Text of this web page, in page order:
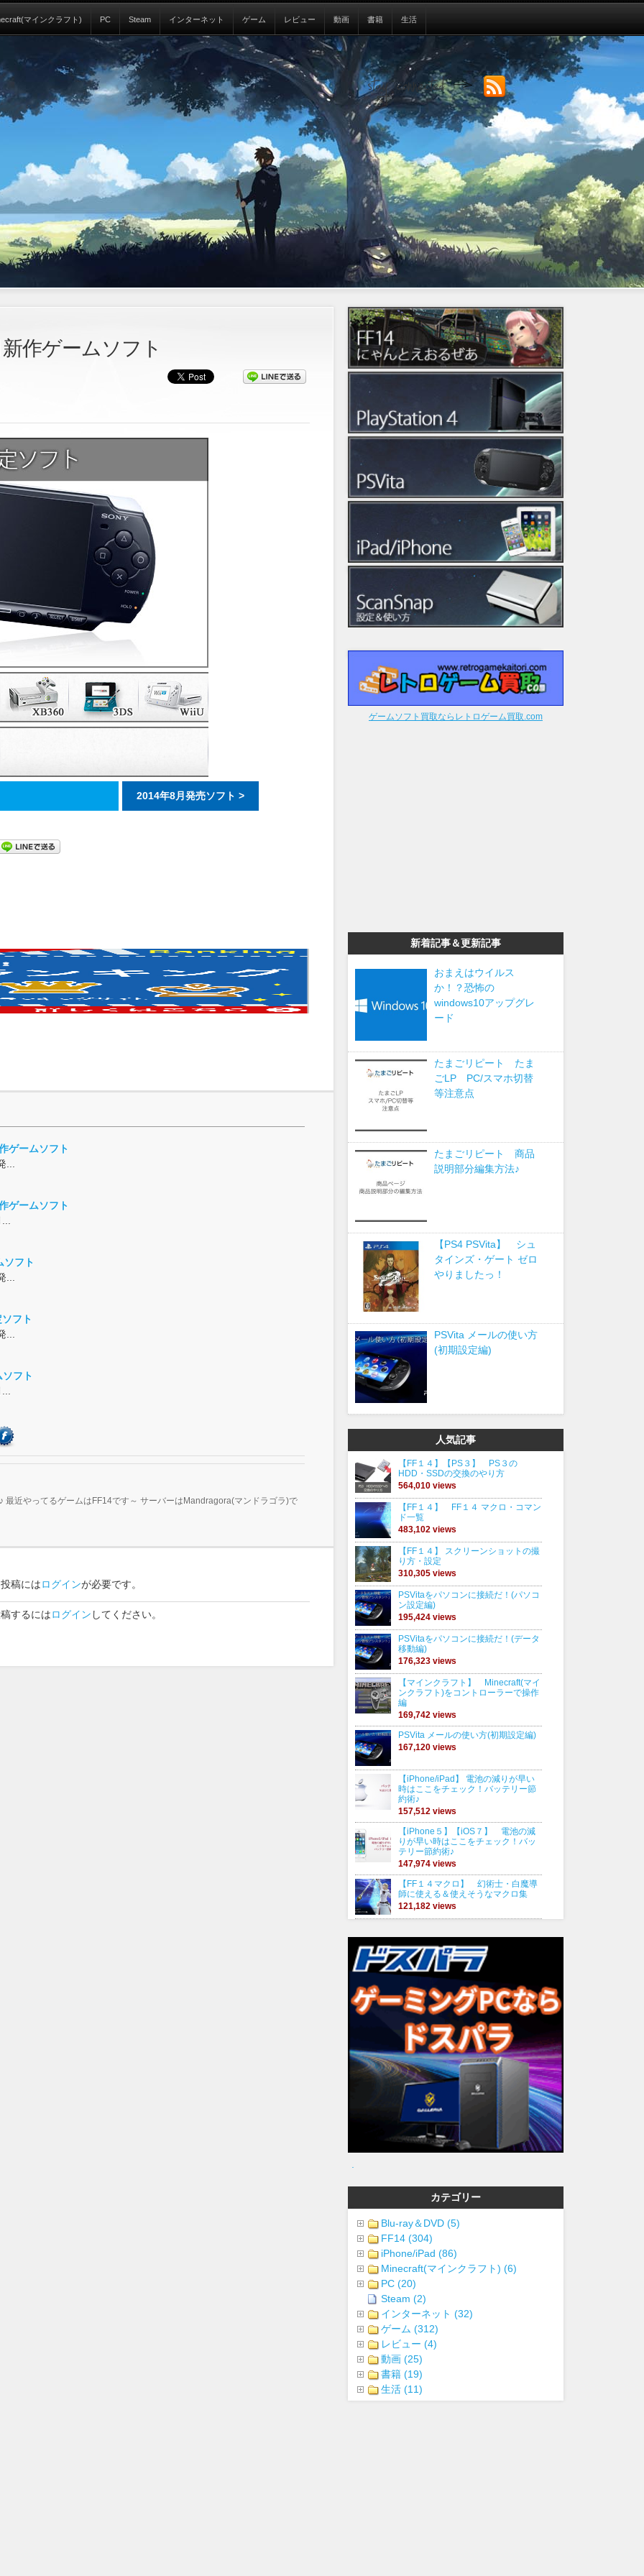
マインクラフト) PC Steam インターネット ゲーム レビュー 動画 書籍 生活
新作ゲームソフト
2014年8月発売ソフト >
ゲームソフト
ゲームソフト
ソフト
フト
ソフト
最近やってるゲームはFF14です～ サーバーはMandragora(マンドラゴラ)で
稿にはログインが必要です。
するにはログイン してください。
ゲームソフト買取ならレトロゲーム買取.com
新着記事＆更新記事
おまえはウイルス
か！？恐怖の
windows10アップグレ
ード
たまごリピート たま
ごLP PC/スマホ切替
等注意点
たまごリピート 商品
説明部分編集方法♪
【PS4 PSVita】 シュ
タインズ・ゲート ゼロ
やりましたっ！
PSVita メールの使い方
(初期設定編)
人気記事
【FF１４】【PS３】 PS３の
HDD・SSDの交換のやり方
564,010 views
【FF１４】 FF１４ マクロ・コマン
ド一覧
483,102 views
【FF１４】 スクリーンショットの撮
り方・設定
310,305 views
PSVitaをパソコンに接続だ！(パソコ
ン設定編)
195,424 views
PSVitaをパソコンに接続だ！(データ
移動編)
176,323 views
【マインクラフト】 Minecraft(マイ
ンクラフト)をコントローラーで操作
編
169,742 views
PSVita メールの使い方(初期設定編)
167,120 views
【iPhone/iPad】 電池の減りが早い
時はここをチェック！バッテリー節
約術♪
157,512 views
【iPhone５】【iOS７】 電池の減
りが早い時はここをチェック！バッ
テリー節約術♪
147,974 views
【FF１４マクロ】 幻術士・白魔導
師に使える＆使えそうなマクロ集
121,182 views
カテゴリー
Blu-ray＆DVD (5)
FF14 (304)
iPhone/iPad (86)
Minecraft(マインクラフト) (6)
PC (20)
Steam (2)
インターネット (32)
ゲーム (312)
レビュー (4)
動画 (25)
書籍 (19)
生活 (11)